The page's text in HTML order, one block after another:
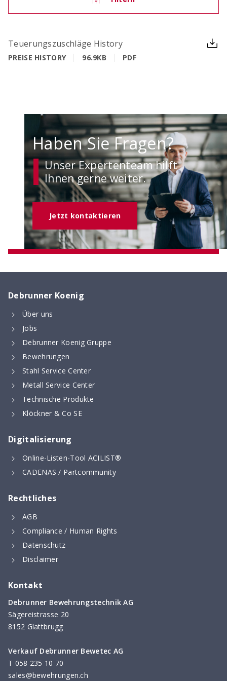
OCIMA – Lebensdauerbemessung
Ziellebensdauer von Stahlbetonbauwerken in der
Planungsphase überprüfen
ACILIST
Bewehrungstechnik-Listen einfach und schnell
erstellen
Digitaler Bewehrungsschieber
Stoss- & Verankerungslängen und
Mindestabmessungen von Abbiegeformen -
digital berechnet nach neuer SIA 262 (2025)
Teuerungszuschläge History
PREISE HISTORY 96.9KB PDF
Haben Sie Fragen?
Unser Expertenteam hilft
Ihnen gerne weiter.
Jetzt kontaktieren
Debrunner Koenig
Über uns
Jobs
Debrunner Koenig Gruppe
Bewehrungen
Stahl Service Center
Metall Service Center
Technische Produkte
Klöckner & Co SE
Digitalisierung
Online-Listen-Tool ACILIST®
CADENAS / Partcommunity
Rechtliches
AGB
Compliance / Human Rights
Datenschutz
Disclaimer
Kontakt
Debrunner Bewehrungstechnik AG
Sägereistrasse 20
8152 Glattbrugg
Verkauf Debrunner Bewetec AG
T 058 235 10 70
sales@bewehrungen.ch